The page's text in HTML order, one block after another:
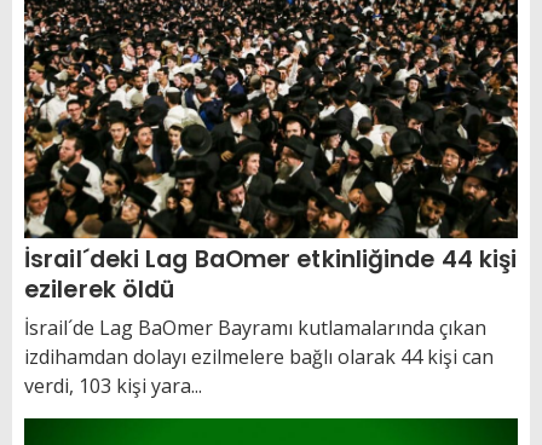
İsrail´deki Lag BaOmer etkinliğinde 44 kişi
ezilerek öldü
İsrail´de Lag BaOmer Bayramı kutlamalarında çıkan
izdihamdan dolayı ezilmelere bağlı olarak 44 kişi can
verdi, 103 kişi yara...